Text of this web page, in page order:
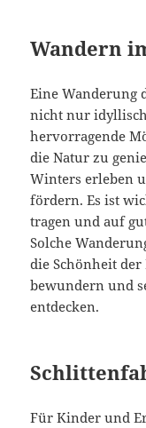
Wandern
Eine Wanderung
nicht nur
hervorragende
die Natur zu
Winters erleben
fördern. Es ist
tragen und auf
Solche
die Schönheit
bewundern und
entdecken.
Für Kinder und